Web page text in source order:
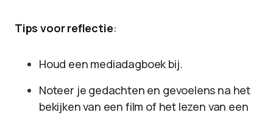
Tips voor reflectie:
Houd een mediadagboek bij.
Noteer je gedachten en gevoelens na het
bekijken van een film of het lezen van een